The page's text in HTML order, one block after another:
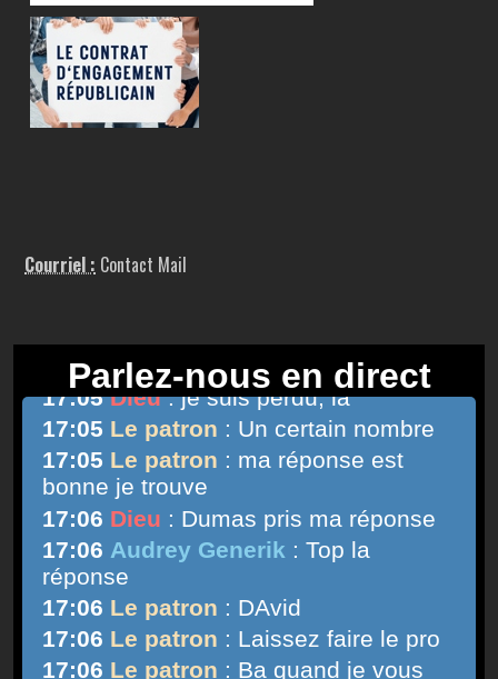
Courriel : Contact Mail